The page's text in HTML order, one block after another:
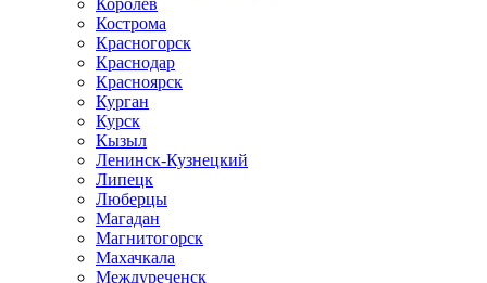
Кострома
Красногорск
Краснодар
Красноярск
Курган
Курск
Кызыл
Ленинск-Кузнецкий
Липецк
Люберцы
Магадан
Магнитогорск
Махачкала
Междуреченск